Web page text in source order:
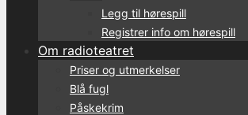
Legg til hørespill
Registrer info om hørespill
Om radioteatret
Priser og utmerkelser
Blå fugl
Påskekrim